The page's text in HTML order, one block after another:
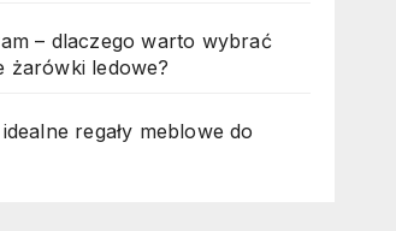
– dlaczego warto wybrać
żarówki ledowe?
regały meblowe do